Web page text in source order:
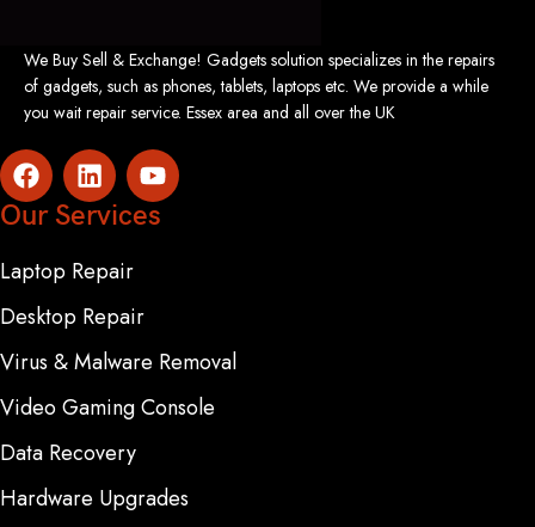
We Buy Sell & Exchange! Gadgets solution specializes in the repairs
of gadgets, such as phones, tablets, laptops etc. We provide a while
you wait repair service. Essex area and all over the UK
Our Services
Laptop Repair
Desktop Repair
Virus & Malware Removal
Video Gaming Console
Data Recovery
Hardware Upgrades